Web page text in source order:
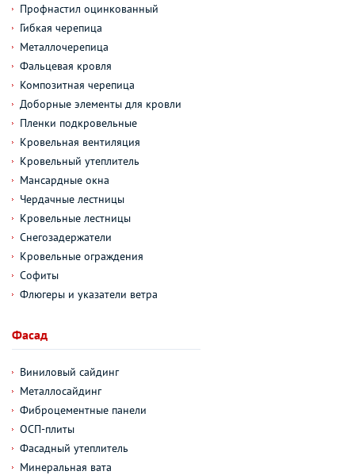
Профнастил оцинкованный
Гибкая черепица
Металлочерепица
Фальцевая кровля
Композитная черепица
Доборные элементы для кровли
Пленки подкровельные
Кровельная вентиляция
Кровельный утеплитель
Мансардные окна
Чердачные лестницы
Кровельные лестницы
Снегозадержатели
Кровельные ограждения
Софиты
Флюгеры и указатели ветра
Фасад
Виниловый сайдинг
Металлосайдинг
Фиброцементные панели
ОСП-плиты
Фасадный утеплитель
Минеральная вата